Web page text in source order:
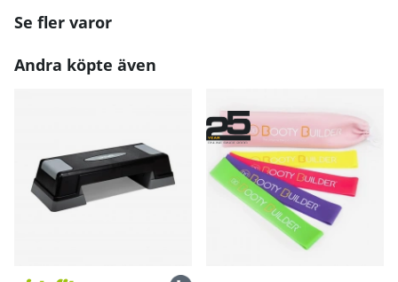
Se fler varor
Andra köpte även